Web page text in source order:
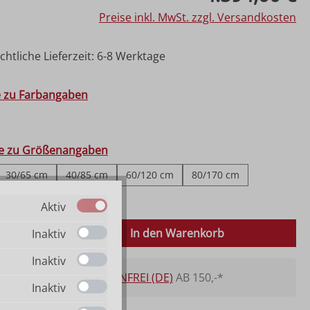
Preise inkl. MwSt. zzgl. Versandkosten
Lieferzeit: 6-8 Werktage
zu Farbangaben
zu Größenangaben
30/65 cm 40/85 cm 60/120 cm
80/170 cm
Anzahl: Gib den gewünschten Wert
In den Warenkorb
VERSANDKOSTENFREI (DE) AB 150,-*
Aktiv
Inaktiv
Inaktiv
Inaktiv